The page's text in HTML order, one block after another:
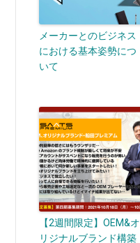
メーカーとのビジネス
における基本姿勢につ
いて
【2週間限定】OEM&オ
リジナルブランド構築